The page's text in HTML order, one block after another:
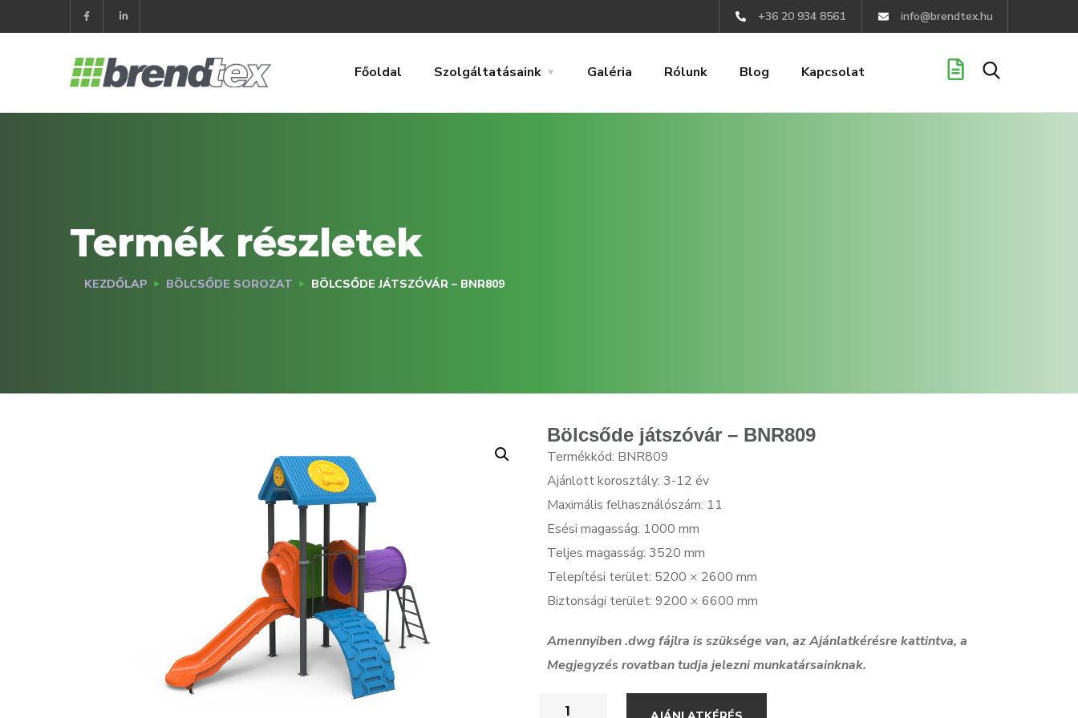
+36 20 934 8561 info@brendtex.hu
Főoldal Szolgáltatásaink Galéria Rólunk Blog Kapcsolat
Termék részletek
KEZDŐLAP BÖLCSŐDE SOROZAT BÖLCSŐDE JÁTSZÓVÁR – BNR809
Bölcsőde játszóvár – BNR809
Termékkód: BNR809
Ajánlott korosztály: 3-12 év
Maximális felhasználószám: 11
Esési magasság: 1000 mm
Teljes magasság: 3520 mm
Telepítési terület: 5200 × 2600 mm
Biztonsági terület: 9200 × 6600 mm
Amennyiben .dwg fájlra is szüksége van, az Ajánlatkérésre kattintva, a
Megjegyzés rovatban tudja jelezni munkatársainknak.